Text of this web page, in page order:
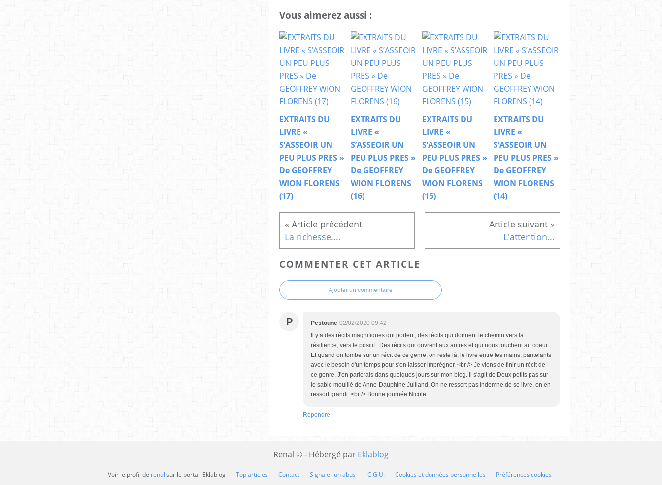
Vous aimerez aussi :
EXTRAITS DU
LIVRE «
S’ASSEOIR UN
PEU PLUS PRES »
De GEOFFREY
WION FLORENS
(17)
EXTRAITS DU
LIVRE «
S’ASSEOIR UN
PEU PLUS PRES »
De GEOFFREY
WION FLORENS
(16)
EXTRAITS DU
LIVRE «
S’ASSEOIR UN
PEU PLUS PRES »
De GEOFFREY
WION FLORENS
(15)
EXTRAITS DU
LIVRE «
S’ASSEOIR UN
PEU PLUS PRES »
De GEOFFREY
WION FLORENS
(14)
La richesse.... L'attention...
COMMENTER CET ARTICLE
Ajouter un commentaire
P Pestoune 02/02/2020 09:42
Il y a des récits magnifiques qui portent, des récits qui donnent le chemin vers la
résilience, vers le positif. Des récits qui ouvrent aux autres et qui nous touchent au coeur.
Et quand on tombe sur un récit de ce genre, on reste là, le livre entre les mains, pantelants
avec le besoin d'un temps pour s'en laisser imprégner. <br /> Je viens de finir un récit de
ce genre. J'en parlerais dans quelques jours sur mon blog. Il s'agit de Deux petits pas sur
le sable mouillé de Anne-Dauphine Julliand. On ne ressort pas indemne de se livre, on en
ressort grandi. <br /> Bonne journée Nicole
Répondre
Renal © - Hébergé par Eklablog
Voir le profil de renal sur le portail Eklablog Top articles Contact Signaler un abus C.G.U. Cookies et données personnelles Préférences cookies